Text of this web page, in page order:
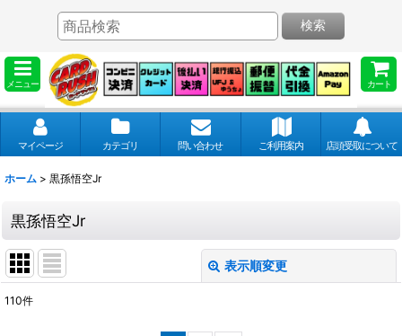
メニュー カート
検索
マイページ カテゴリ 問い合わせ ご利用案内 店頭受取について
ホーム > 黒孫悟空Jr
黒孫悟空Jr
表示順変更
110件